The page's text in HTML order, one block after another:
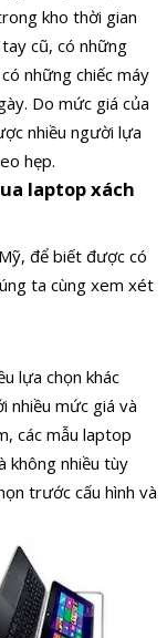
kho thời gian
cũ, có những
những chiếc máy
Do mức giá của
nhiều người lựa
hẹp.
laptop xách
để biết được có
ta cùng xem xét
lựa chọn khác
nhiều mức giá và
các mẫu laptop
không nhiều tùy
trước cấu hình và